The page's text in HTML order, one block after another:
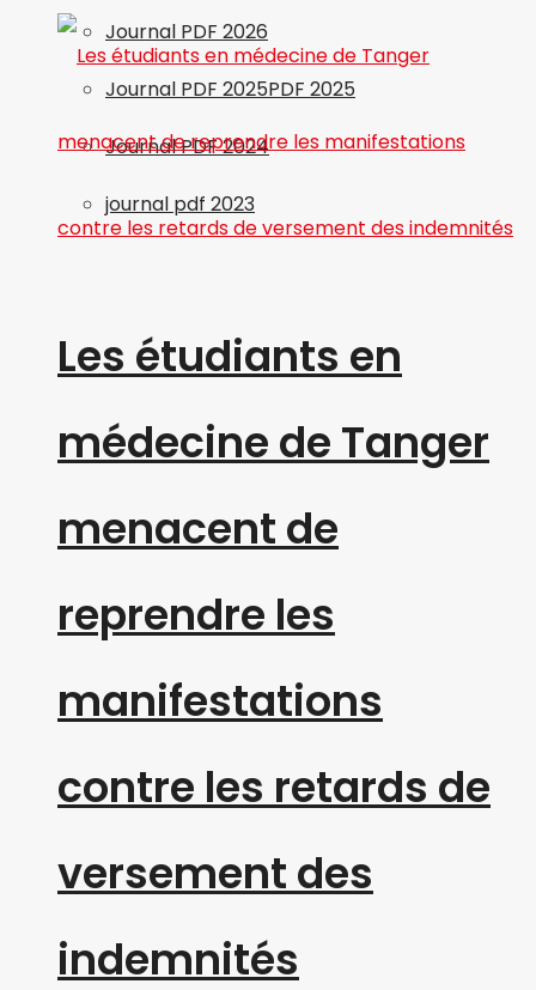
Journal PDF 2026
Journal PDF 2025PDF 2025
Journal PDF 2024
journal pdf 2023
Les étudiants en
médecine de Tanger
menacent de
reprendre les
manifestations
contre les retards de
versement des
indemnités